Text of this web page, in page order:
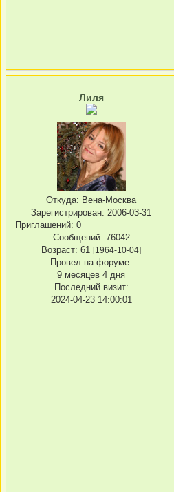
Лиля
Откуда: Вена-Москва
Зарегистрирован: 2006-03-31
Приглашений: 0
Сообщений: 76042
Возраст: 61 [1964-10-04]
Провел на форуме:
9 месяцев 4 дня
Последний визит:
2024-04-23 14:00:01